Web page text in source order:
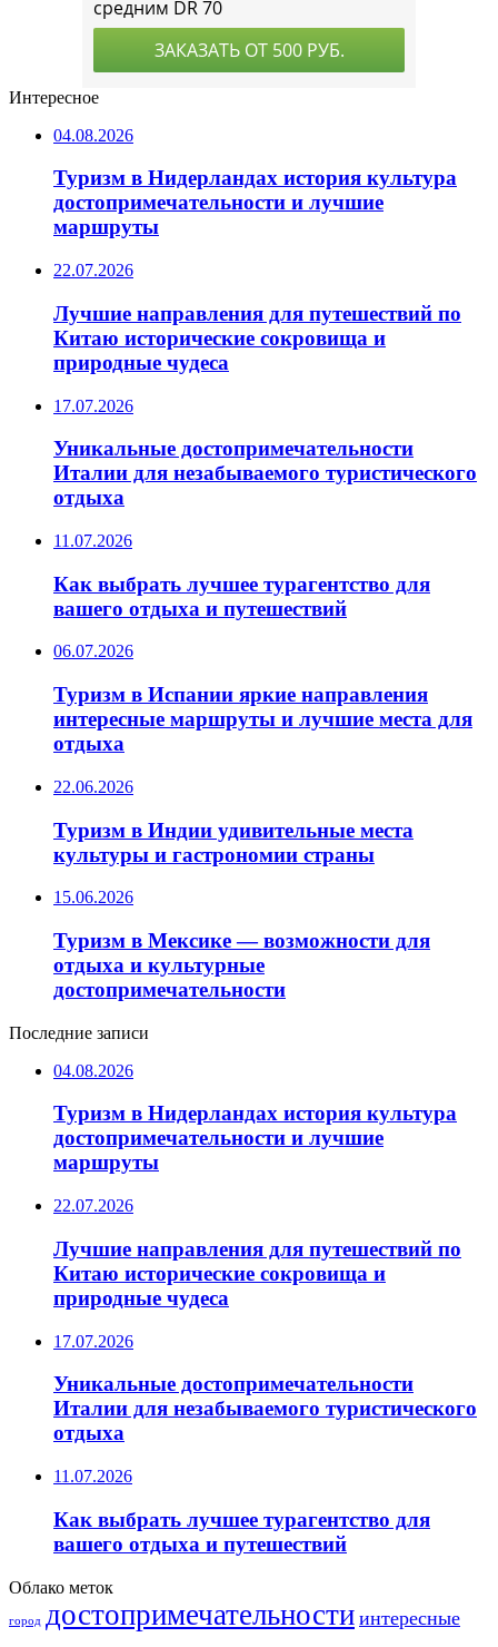
Интересное
04.08.2026
Туризм в Нидерландах история культура
достопримечательности и лучшие
маршруты
22.07.2026
Лучшие направления для путешествий по
Китаю исторические сокровища и
природные чудеса
17.07.2026
Уникальные достопримечательности
Италии для незабываемого туристического
отдыха
11.07.2026
Как выбрать лучшее турагентство для
вашего отдыха и путешествий
06.07.2026
Туризм в Испании яркие направления
интересные маршруты и лучшие места для
отдыха
22.06.2026
Туризм в Индии удивительные места
культуры и гастрономии страны
15.06.2026
Туризм в Мексике — возможности для
отдыха и культурные
достопримечательности
Последние записи
04.08.2026
Туризм в Нидерландах история культура
достопримечательности и лучшие
маршруты
22.07.2026
Лучшие направления для путешествий по
Китаю исторические сокровища и
природные чудеса
17.07.2026
Уникальные достопримечательности
Италии для незабываемого туристического
отдыха
11.07.2026
Как выбрать лучшее турагентство для
вашего отдыха и путешествий
Облако меток
город достопримечательности интересные